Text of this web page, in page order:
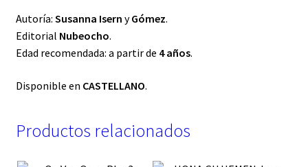
Autoría: Susanna Isern yGómez.
Editorial Nubeocho.
Edad recomendada: a partir de 4 años.
Disponible en CASTELLANO.
Productos relacionados